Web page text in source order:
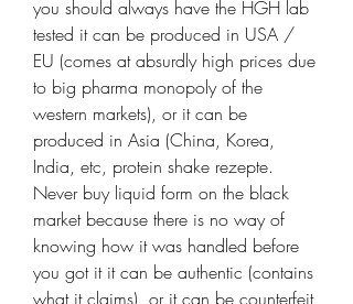
you should always have the HGH lab
tested it can be produced in USA /
EU (comes at absurdly high prices due
to big pharma monopoly of the
western markets), or it can be
produced in Asia (China, Korea,
India, etc, protein shake rezepte.
Never buy liquid form on the black
market because there is no way of
knowing how it was handled before
you got it it can be authentic (contains
what it claims), or it can be counterfeit